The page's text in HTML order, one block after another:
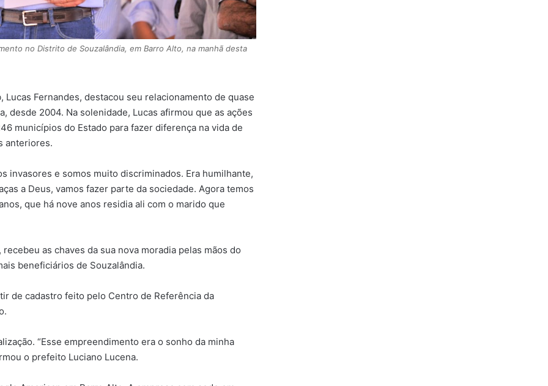
no Distrito de Souzalândia, em Barro Alto, na manhã desta
Lucas Fernandes, destacou seu relacionamento de quase
desde 2004. Na solenidade, Lucas afirmou que as ações
municípios do Estado para fazer diferença na vida de
anteriores.
invasores e somos muito discriminados. Era humilhante,
a Deus, vamos fazer parte da sociedade. Agora temos
que há nove anos residia ali com o marido que
as chaves da sua nova moradia pelas mãos do
beneficiários de Souzalândia.
de cadastro feito pelo Centro de Referência da
“Esse empreendimento era o sonho da minha
o prefeito Luciano Lucena.